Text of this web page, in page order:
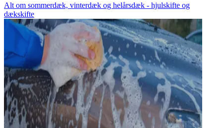
Alt om sommerdæk, vinterdæk og helårsdæk - hjulskifte og
dækskifte